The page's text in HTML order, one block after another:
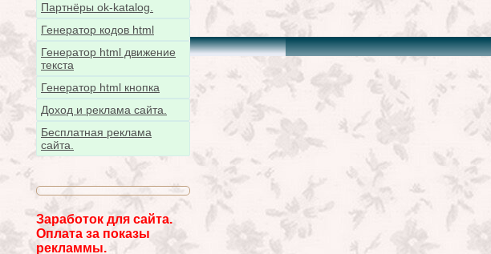
Партнёры ok-katalog.
Генератор кодов html
Генератор html движение
текста
Генератор html кнопка
Доход и реклама сайта.
Бесплатная реклама
сайта.
Заработок для сайта.
Оплата за показы
рекламмы.